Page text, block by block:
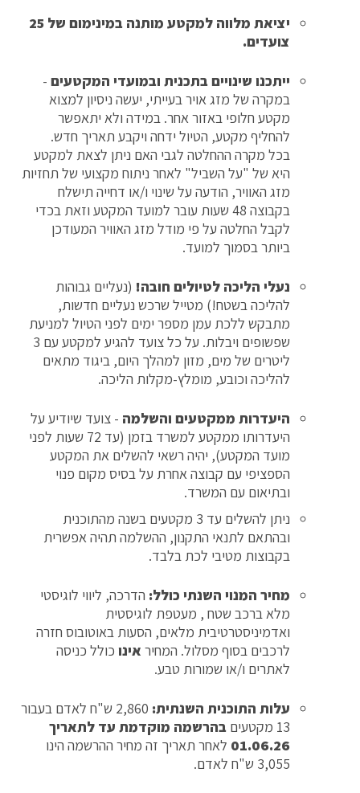
יציאת מלווה למקטע מותנה במינימום של 25
צועדים.
ייתכנו שינויים בתכנית ובמועדי המקטעים -
במקרה של מזג אויר בעייתי, יעשה ניסיון למצוא
מקטע חלופי באזור אחר. במידה ולא יתאפשר
להחליף מקטע, הטיול ידחה ויקבע תאריך חדש.
בכל מקרה ההחלטה לגבי האם ניתן לצאת למקטע
היא של "על השביל" לאחר ניתוח מקצועי של תחזיות
מזג האוויר, הודעה על שינוי ו/או דחייה תישלח
בקבוצה 48 שעות עובר למועד המקטע וזאת בכדי
לקבל החלטה על פי מודל מזג האוויר המעודכן
ביותר בסמוך למועד.
נעלי הליכה לטיולים חובה! (נעליים גבוהות
להליכה בשטח!) מטייל שרכש נעליים חדשות,
מתבקש ללכת עמן מספר ימים לפני הטיול למניעת
שפשופים ויבלות. על כל צועד להגיע למקטע עם 3
ליטרים של מים, מזון למהלך היום, ביגוד מתאים
להליכה וכובע, מומלץ-מקלות הליכה.
היעדרות ממקטעים והשלמה - צועד שיודיע על
היעדרותו ממקטע למשרד בזמן (עד 72 שעות לפני
מועד המקטע), יהיה רשאי להשלים את המקטע
הספציפי עם קבוצה אחרת על בסיס מקום פנוי
ובתיאום עם המשרד.
ניתן להשלים עד 3 מקטעים בשנה מהתוכנית
ובהתאם לתנאי התקנון, ההשלמה תהיה אפשרית
בקבוצות מטיבי לכת בלבד.
מחיר המנוי השנתי כולל: הדרכה, ליווי לוגיסטי
מלא ברכב שטח , מעטפת לוגיסטית
ואדמיניסטרטיבית מלאים, הסעות באוטובוס חזרה
לרכבים בסוף מסלול. המחיר אינו כולל כניסה
לאתרים ו/או שמורות טבע.
עלות התוכנית השנתית:
2,860 ש"ח לאדם בעבור
13 מקטעים
בהרשמה מוקדמת עד לתאריך
01.06.26 לאחר תאריך זה מחיר ההרשמה הינו
3,055 ש"ח לאדם.